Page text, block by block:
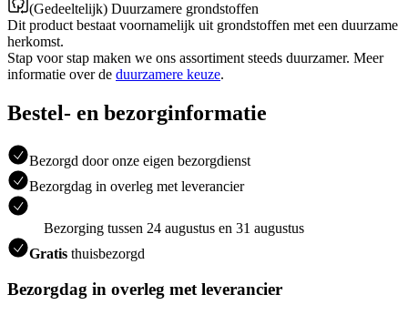
(Gedeeltelijk) Duurzamere grondstoffen
Dit product bestaat voornamelijk uit grondstoffen met een duurzame
herkomst.
Stap voor stap maken we ons assortiment steeds duurzamer. Meer
informatie over de duurzamere keuze.
Bestel- en bezorginformatie
Bezorgd door onze eigen bezorgdienst
Bezorgdag in overleg met leverancier
Bezorging tussen 24 augustus en 31 augustus
Gratis thuisbezorgd
Bezorgdag in overleg met leverancier